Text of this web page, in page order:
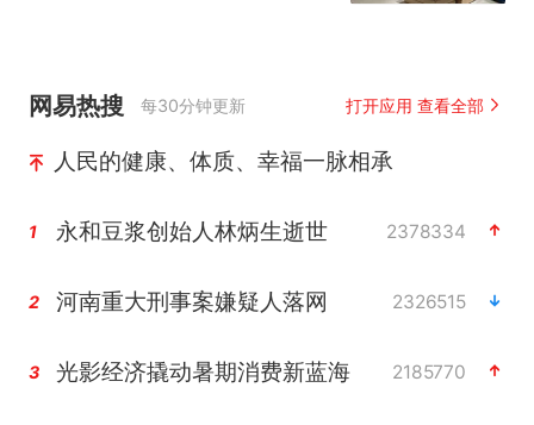
网易热搜 每30分钟更新 打开应用 查看全部
人民的健康、体质、幸福一脉相承
1 永和豆浆创始人林炳生逝世 2378334
2 河南重大刑事案嫌疑人落网 2326515
3 光影经济撬动暑期消费新蓝海 2185770